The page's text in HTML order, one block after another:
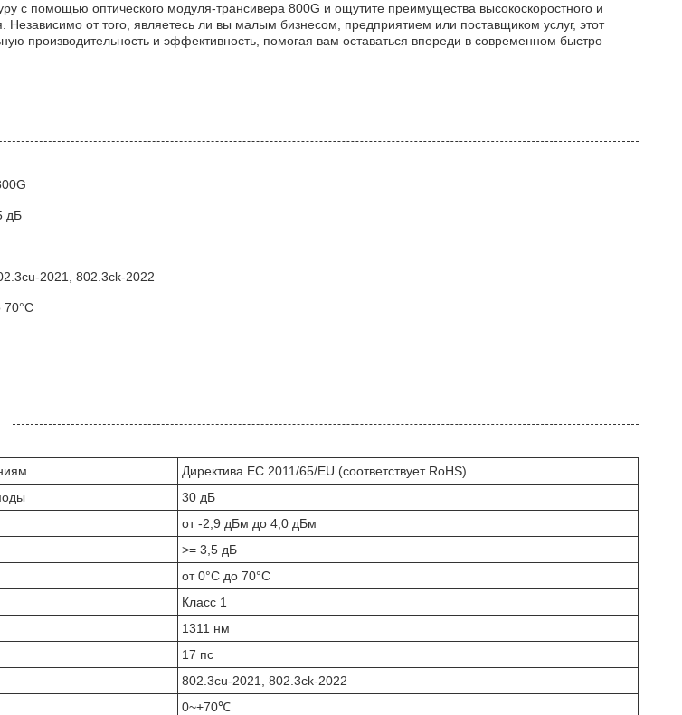
с помощью оптического модуля-трансивера 800G и ощутите преимущества высокоскоростного и
от того, являетесь ли вы малым бизнесом, предприятием или поставщиком услуг, этот
производительность и эффективность, помогая вам оставаться впереди в современном быстро
дБ
2021, 802.3ck-2022
70°C
Директива ЕС 2011/65/EU (соответствует RoHS)
30 дБ
от -2,9 дБм до 4,0 дБм
>= 3,5 дБ
от 0°C до 70°C
Класс 1
1311 нм
17 пс
802.3cu-2021, 802.3ck-2022
0~+70℃